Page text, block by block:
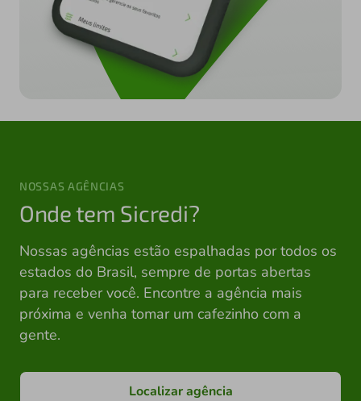
NOSSAS AGÊNCIAS
Onde tem Sicredi?
Nossas agências estão espalhadas por todos os
estados do Brasil, sempre de portas abertas
para receber você. Encontre a agência mais
próxima e venha tomar um cafezinho com a
gente.
Localizar agência